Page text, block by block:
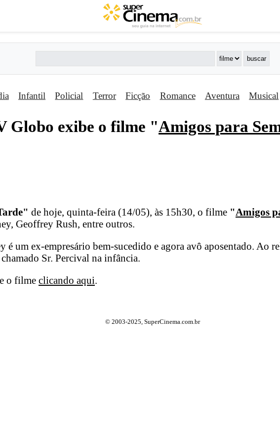
Infantil Policial Terror Ficção Romance Aventura Musical
Globo exibe o filme "Amigos para
de hoje, quinta-feira (14/05), às 15h30, o filme "Amigos
Geoffrey Rush, entre outros.
um ex-empresário bem-sucedido e agora avô aposentado. Ao
Sr. Percival na infância.
o filme clicando aqui.
© 2003-2025, SuperCinema.com.br